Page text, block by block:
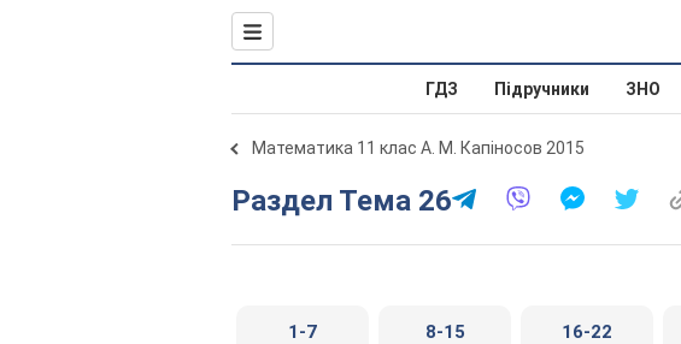
ГДЗ Підручники ЗНО
Математика 11 клас А. М. Капіносов 2015
Раздел Тема 26
1-7 8-15 16-22